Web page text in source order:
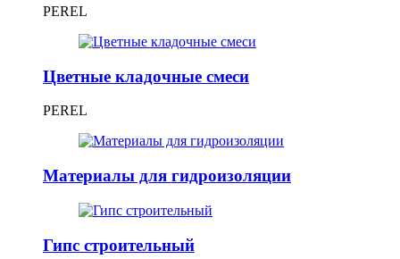
PEREL
Цветные кладочные смеси
PEREL
Материалы для гидроизоляции
Гипс строительный